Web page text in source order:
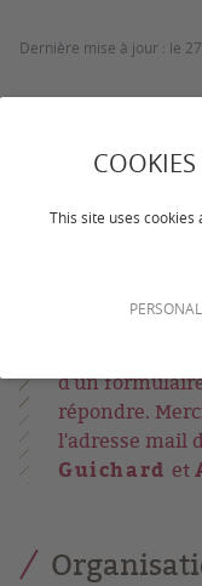
This site uses
Dernière mise à jour : le
appels à projets
(ateliers,
équipements ou
Tous les ans,
d'AAP (en
d'un
répondre.
l'adresse mail
Guichard et